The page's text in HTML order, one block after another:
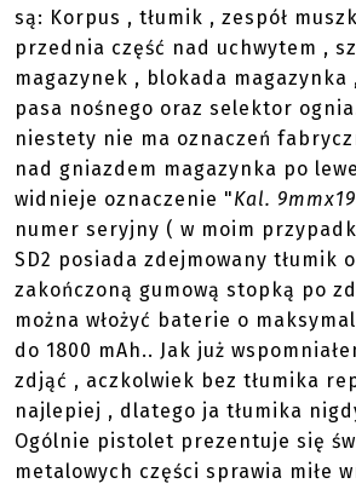
są: Korpus , tłumik , zespół
przednia część nad uchwytem ,
magazynek , blokada magazynka
pasa nośnego oraz selektor
niestety nie ma oznaczeń
nad gniazdem magazynka po
widnieje oznaczenie "Kal. 9mmx19
numer seryjny ( w moim
SD2 posiada zdejmowany tłumik
zakończoną gumową stopką po
można włożyć baterie o
do 1800 mAh.. Jak już
zdjąć , aczkolwiek bez tłumika
najlepiej , dlatego ja tłumika
Ogólnie pistolet prezentuje się
metalowych części sprawia miłe